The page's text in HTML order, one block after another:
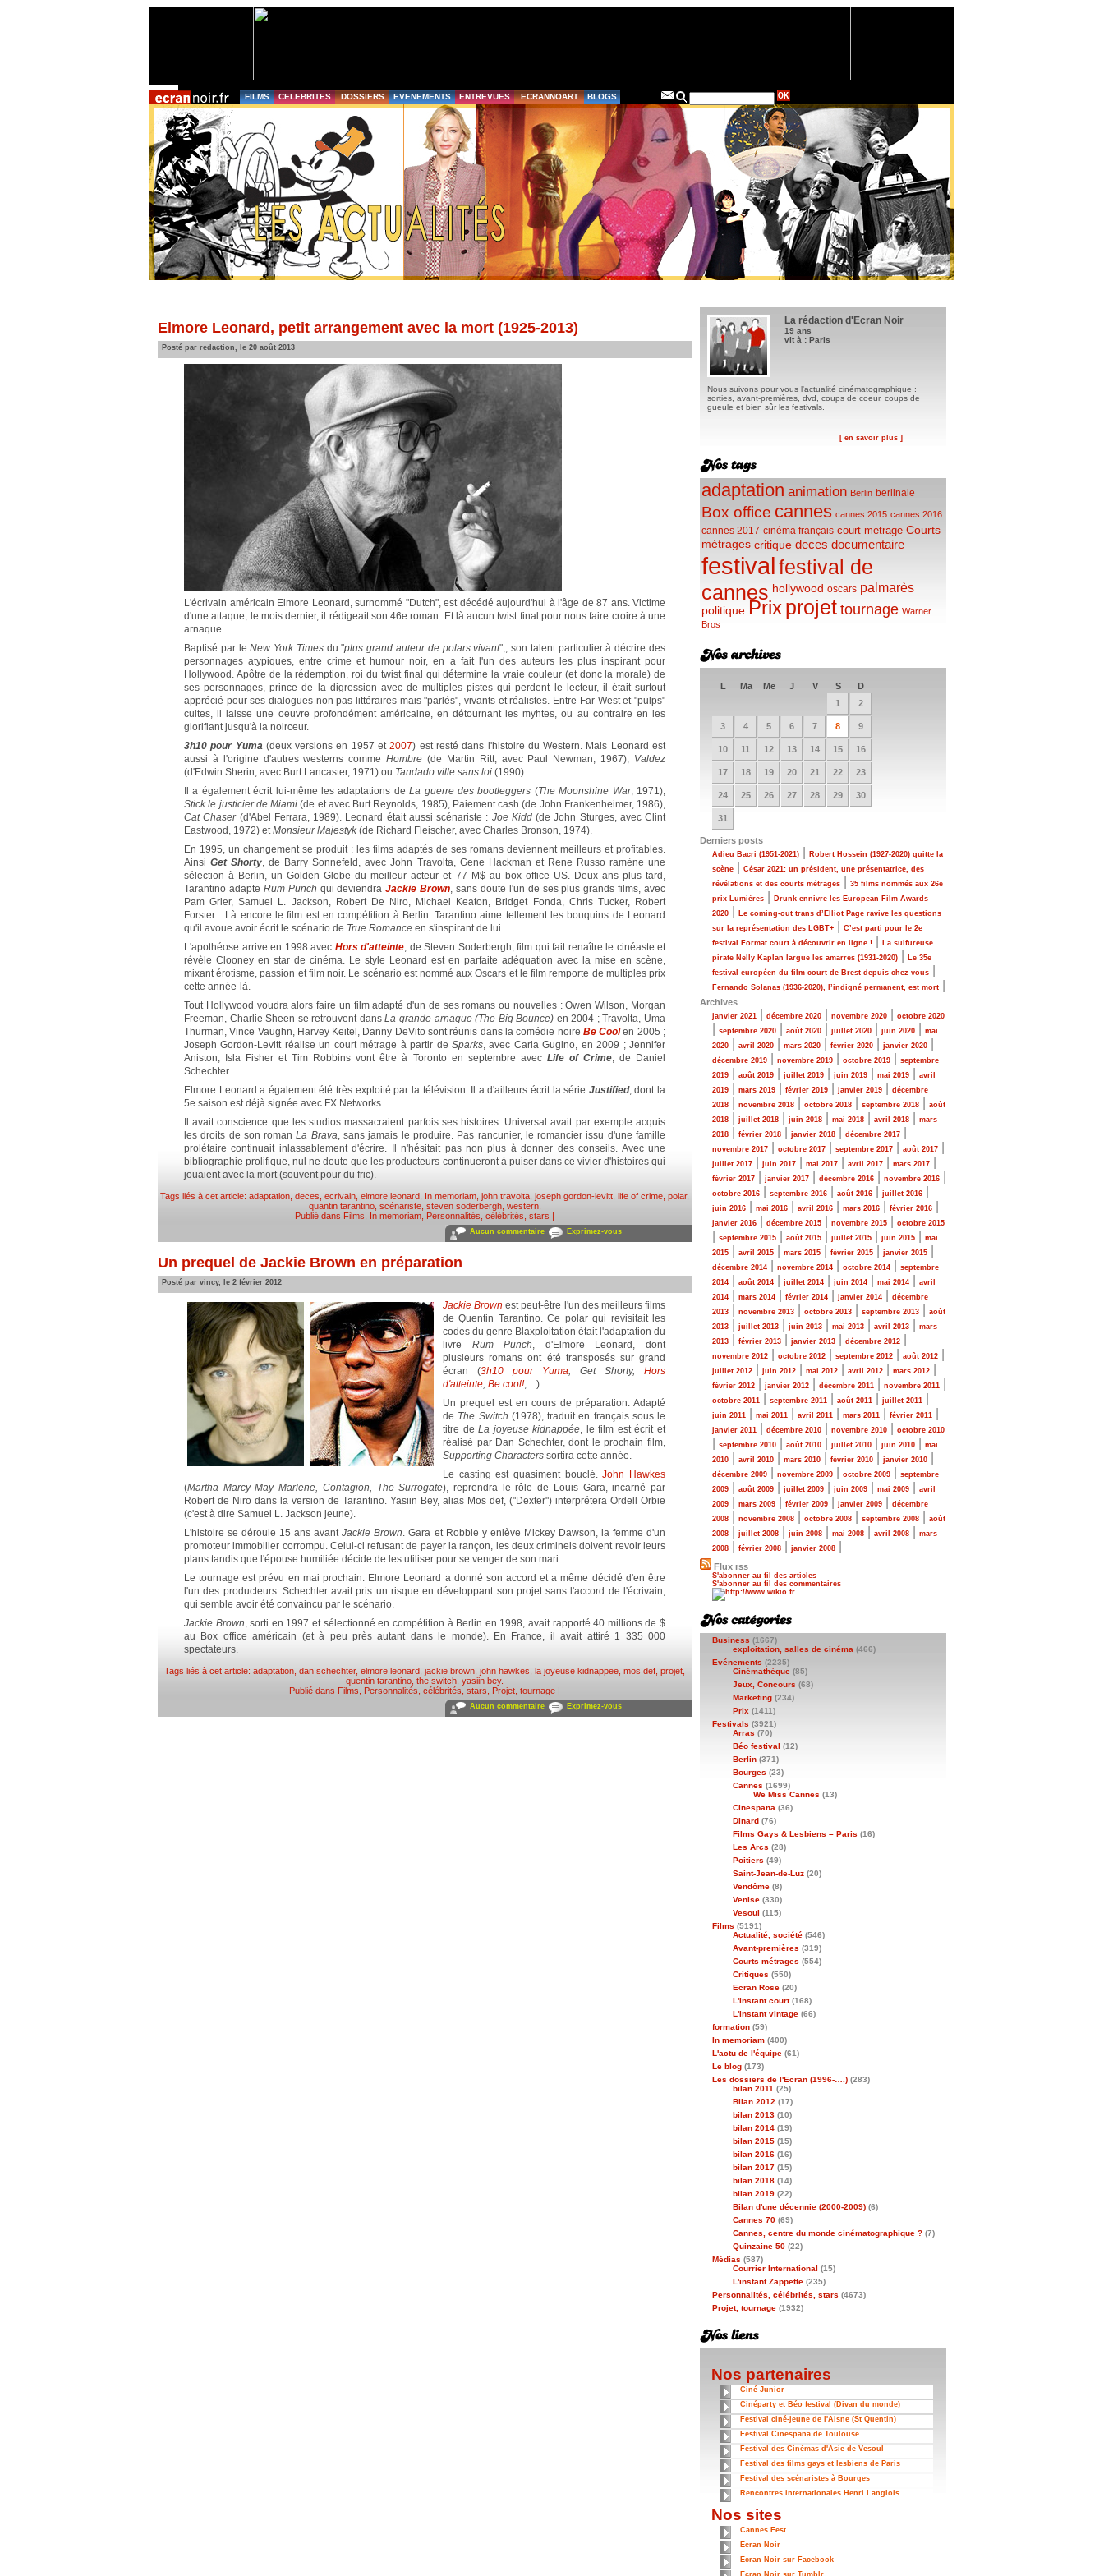
FILMS CELEBRITES DOSSIERS EVENEMENTS ENTREVUES ECRANNOART BLOGS
Elmore Leonard, petit arrangement avec la mort (1925-2013)
Posté par redaction, le 20 août 2013
L'écrivain américain Elmore Leonard, surnommé "Dutch", est décédé aujourd'hui à l'âge de 87 ans. Victime
d'une attaque, le mois dernier, il rédigeait son 46e roman. Et là aucun twist final pour nous faire croire à une
arnaque.
Baptisé par leNew York Timesdu "plus grand auteur de polars vivant",, son talent particulier à décrire des
personnages atypiques, entre crime et humour noir, en a fait l'un des auteurs les plus inspirant pour
Hollywood. Apôtre de la rédemption, roi du twist final qui détermine la vraie couleur (et donc la morale) de
ses personnages, prince de la digression avec de multiples pistes qui perdent le lecteur, il était surtout
apprécié pour ses dialogues non pas littéraires mais "parlés", vivants et réalistes. Entre Far-West et "pulps"
cultes, il laisse une oeuvre profondément américaine, en détournant les myhtes, ou au contraire en les
glorifiant jusqu'à la noirceur.
3h10 pour Yuma(deux versions en 1957 et2007) est resté dans l'histoire du Western. Mais Leonard est
aussi à l'origine d'autres westerns commeHombre (de Martin Ritt, avec Paul Newman, 1967), Valdez
(d'Edwin Sherin, avec Burt Lancaster, 1971) ou Tandado ville sans loi (1990).
Il a également écrit lui-même les adaptations deLa guerre des bootleggers (The Moonshine War, 1971),
Stick le justicier de Miami (de et avec Burt Reynolds, 1985), Paiement cash (de John Frankenheimer, 1986),
Cat Chaser(d'Abel Ferrara, 1989). Leonard était aussi scénariste : Joe Kidd(de John Sturges, avec Clint
Eastwood, 1972) etMonsieur Majestyk (de Richard Fleischer, avec Charles Bronson, 1974).
En 1995, un changement se produit : les films adaptés de ses romans deviennent meilleurs et profitables.
AinsiGet Shorty, de Barry Sonnefeld, avec John Travolta, Gene Hackman et Rene Russo ramène une
sélection à Berlin, un Golden Globe du meilleur acteur et 77 M$ au box office US. Deux ans plus tard,
Tarantino adapte Rum Punch qui deviendraJackie Brown, sans doute l'un de ses plus grands films, avec
Pam Grier, Samuel L. Jackson, Robert De Niro, Michael Keaton, Bridget Fonda, Chris Tucker, Robert
Forster... Là encore le film est en compétition à Berlin. Tarantino aime tellement les bouquins de Leonard
qu'il avoue avoir écrit le scénario de True Romance en s'inspirant de lui.
L'apothéose arrive en 1998 avec Hors d'atteinte, de Steven Soderbergh, film qui fait renaître le cinéaste et
révèle Clooney en star de cinéma. Le style Leonard est en parfaite adéquation avec la mise en scène,
mixant érotisme, passion et film noir. Le scénario est nommé aux Oscars et le film remporte de multiples prix
cette année-là.
Tout Hollywood voudra alors faire un film adapté d'un de ses romans ou nouvelles : Owen Wilson, Morgan
Freeman, Charlie Sheen se retrouvent dansLa grande arnaque (The Big Bounce) en 2004 ; Travolta, Uma
Thurman, Vince Vaughn, Harvey Keitel, Danny DeVito sont réunis dans la comédie noire Be Coolen 2005 ;
Joseph Gordon-Levitt réalise un court métrage à partir de Sparks, avec Carla Gugino, en 2009 ; Jennifer
Aniston, Isla Fisher et Tim Robbins vont être à Toronto en septembre avec Life of Crime, de Daniel
Schechter.
Elmore Leonard a également été très exploité par la télévision. Il a d'ailleurs écrit la série Justified, dont la
5e saison est déjà signée avec FX Networks.
Il avait conscience que les studios massacraient parfois ses histoires. Universal avait par exemple acquis
les droits de son romanLa Brava, sans jamais le produire. Pas rancunier, le romancier issu d'une famille
prolétaire continuait inlassablement d'écrire. Il n'hésitait pas non plus à donner des conseils. Avec une
bibliographie prolifique, nul ne doute que les producteurs continueront à puiser dans ce vivier d'histoires qui
jouaient avec la mort (souvent pour du fric).
Tags liés à cet article: adaptation deces ecrivain elmore leonard In memoriam john travolta joseph gordon-levitt life of crime polar,
quantin tarantino, scénariste, steven soderbergh, western.
Publié dans Films In memoriam Personnalités, célébrités, stars |
Aucun commentaire Exprimez-vous
Un prequel de Jackie Brown en préparation
Posté par vincy, le 2 février 2012
Jackie Brown est peut-être l'un des meilleurs films
de Quentin Tarantino. Ce polar qui revisitait les
codes du genre Blaxploitation était l'adaptation du
livre Rum Punch, d'Elmore Leonard, dont
plusieurs romans ont été transposés sur grand
écran (3h10 pour Yuma, Get Shorty, Hors
d'atteinte, Be cool!, ...).
Un prequel est en cours de préparation. Adapté
de The Switch (1978), traduit en français sous le
titre deLa joyeuse kidnappée, le film est écrit et
réalisé par Dan Schechter, dont le prochain film,
Supporting Characters sortira cette année.
Le casting est quasiment bouclé.John Hawkes
(Martha Marcy May Marlene, Contagion, The Surrogate), reprendra le rôle de Louis Gara, incarné par
Robert de Niro dans la version de Tarantino. Yasiin Bey, alias Mos def, ("Dexter") interprétera Ordell Orbie
(c'est à dire Samuel L. Jackson jeune).
L'histoire se déroule 15 ans avantJackie Brown. Gara et Robbie y enlève Mickey Dawson, la femme d'un
promoteur immobilier corrompu. Celui-ci refusant de payer la rançon, les deux criminels doivent revoir leurs
plans tandis que l'épouse humiliée décide de les utiliser pour se venger de son mari.
Le tournage est prévu en mai prochain. Elmore Leonard a donné son accord et a même décidé d'en être
l'un des producteurs. Schechter avait pris un risque en développant son projet sans l'accord de l'écrivain,
qui semble avoir été convaincu par le scénario.
Jackie Brown, sorti en 1997 et sélectionné en compétition à Berlin en 1998, avait rapporté 40 millions de $
au Box office américain (et à peu près autant dans le monde). En France, il avait attiré 1 335 000
spectateurs.
Tags liés à cet article: adaptation dan schechter, elmore leonard jackie brown john hawkes la joyeuse kidnappee mos def projet
quentin tarantino the switch yasiin bey.
Publié dans Films Personnalités, célébrités, stars Projet, tournage |
Aucun commentaire Exprimez-vous
La rédaction d'Ecran Noir
19 ans
vit à : Paris
Nous suivons pour vous l'actualité cinématographique :
sorties, avant-premières, dvd, coups de coeur, coups de
gueule et bien sûr les festivals.
[ en savoir plus ]
adaptation animation Berlin berlinale
Box office cannes cannes 2015 cannes 2016
cannes 2017 cinéma français court metrage Courts
métrages critique deces documentaire
festivalfestival de
cannes hollywood oscars palmarès
politique Prixprojet tournage Warner
Bros
L Ma Me J V S
D
1
2
3 4 5 6 7 8 9
10 11 12 13 14 15 16
17 18 19 20 21 22 23
24 25 26 27 28 29 30
31
Derniers posts
Adieu Bacri (1951-2021)
Robert Hossein (1927-2020) quitte la
scène
César 2021: un président, une présentatrice, des
révélations et des courts métrages
35 films nommés aux 26e
prix Lumières
Drunk ennivre les European Film Awards
2020
Le coming-out trans d’Elliot Page ravive les questions
sur la représentation des LGBT+
C’est parti pour le 2e
festival Format court à découvrir en ligne !
La sulfureuse
pirate Nelly Kaplan largue les amarres (1931-2020)
Le 35e
festival européen du film court de Brest depuis chez vous
Fernando Solanas (1936-2020), l’indigné permanent, est mort
Archives
janvier 2021 décembre 2020 novembre 2020 octobre 2020
septembre 2020 août 2020 juillet 2020 juin 2020
mai
2020
avril 2020 mars 2020 février 2020 janvier 2020
décembre 2019 novembre 2019 octobre 2019
septembre
2019
août 2019 juillet 2019 juin 2019 mai 2019
avril
2019
mars 2019 février 2019 janvier 2019
décembre
2018
novembre 2018 octobre 2018 septembre 2018
août
2018
juillet 2018 juin 2018 mai 2018 avril 2018
mars
2018
février 2018 janvier 2018 décembre 2017
novembre 2017 octobre 2017 septembre 2017 août 2017
juillet 2017 juin 2017 mai 2017 avril 2017 mars 2017
février 2017 janvier 2017 décembre 2016 novembre 2016
octobre 2016 septembre 2016 août 2016 juillet 2016
juin 2016 mai 2016 avril 2016 mars 2016 février 2016
janvier 2016 décembre 2015 novembre 2015 octobre 2015
septembre 2015 août 2015 juillet 2015 juin 2015
mai
2015
avril 2015 mars 2015 février 2015 janvier 2015
décembre 2014 novembre 2014 octobre 2014
septembre
2014
août 2014 juillet 2014 juin 2014 mai 2014
avril
2014
mars 2014 février 2014 janvier 2014
décembre
2013
novembre 2013 octobre 2013 septembre 2013
août
2013
juillet 2013 juin 2013 mai 2013 avril 2013
mars
2013
février 2013 janvier 2013 décembre 2012
novembre 2012 octobre 2012 septembre 2012 août 2012
juillet 2012 juin 2012 mai 2012 avril 2012 mars 2012
février 2012 janvier 2012 décembre 2011 novembre 2011
octobre 2011 septembre 2011 août 2011 juillet 2011
juin 2011 mai 2011 avril 2011 mars 2011 février 2011
janvier 2011 décembre 2010 novembre 2010 octobre 2010
septembre 2010 août 2010 juillet 2010 juin 2010
mai
2010
avril 2010 mars 2010 février 2010 janvier 2010
décembre 2009 novembre 2009 octobre 2009
septembre
2009
août 2009 juillet 2009 juin 2009 mai 2009
avril
2009
mars 2009 février 2009 janvier 2009
décembre
2008
novembre 2008 octobre 2008 septembre 2008
août
2008
juillet 2008 juin 2008 mai 2008 avril 2008
mars
2008
février 2008 janvier 2008
Flux rss
S'abonner au fil des articles
S'abonner au fil des commentaires
Business (1667)
exploitation, salles de cinéma (466)
Evénements (2235)
Cinémathèque (85)
Jeux, Concours (68)
Marketing (234)
Prix (1411)
Festivals (3921)
Arras (70)
Béo festival (12)
Berlin (371)
Bourges (23)
Cannes (1699)
We Miss Cannes (13)
Cinespana (36)
Dinard (76)
Films Gays & Lesbiens – Paris (16)
Les Arcs (28)
Poitiers (49)
Saint-Jean-de-Luz (20)
Vendôme (8)
Venise (330)
Vesoul (115)
Films (5191)
Actualité, société (546)
Avant-premières (319)
Courts métrages (554)
Critiques (550)
Ecran Rose (20)
L'instant court(168)
L'instant vintage (66)
formation (59)
In memoriam (400)
L'actu de l'équipe (61)
Le blog (173)
Les dossiers de l'Ecran (1996-….) (283)
bilan 2011 (25)
Bilan 2012 (17)
bilan 2013 (10)
bilan 2014 (19)
bilan 2015 (15)
bilan 2016 (16)
bilan 2017 (15)
bilan 2018 (14)
bilan 2019 (22)
Bilan d'une décennie (2000-2009) (6)
Cannes 70 (69)
Cannes, centre du monde cinématographique ? (7)
Quinzaine 50 (22)
Médias (587)
Courrier International (15)
L'instant Zappette (235)
Personnalités, célébrités, stars (4673)
Projet, tournage (1932)
Nos partenaires
Ciné Junior
Cinéparty et Béo festival (Divan du monde)
Festival ciné-jeune de l'Aisne (St Quentin)
Festival Cinespana de Toulouse
Festival des Cinémas d'Asie de Vesoul
Festival des films gays et lesbiens de Paris
Festival des scénaristes à Bourges
Rencontres internationales Henri Langlois
Nos sites
Cannes Fest
Ecran Noir
Ecran Noir sur Facebook
Ecran Noir sur Tumblr